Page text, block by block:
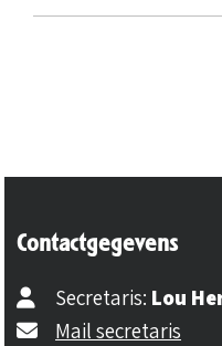
Contactgegevens
Secretaris: Lou
Mail secretaris